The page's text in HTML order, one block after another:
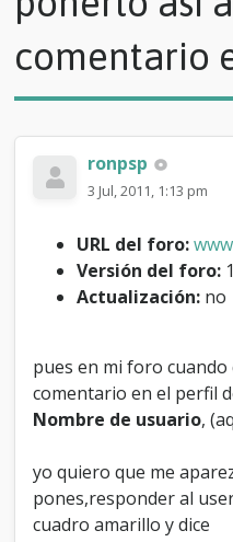
comentario
ronpsp
3 Jul, 2011, 1:13 pm
URL del foro:
Versión del foro:
Actualización: no
pues en mi foro
comentario en el perfil
Nombre de usuario,
yo quiero que me
pones,responder al
cuadro amarillo y dice